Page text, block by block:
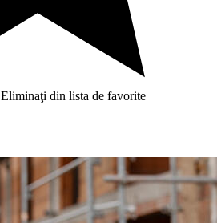
Eliminaţi din lista de favorite